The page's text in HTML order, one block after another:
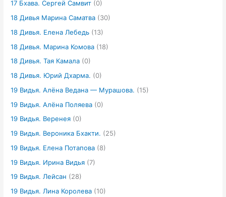
17 Бхава. Сергей Самвит (0)
18 Дивья Марина Саматва (30)
18 Дивья. Елена Лебедь (13)
18 Дивья. Марина Комова (18)
18 Дивья. Тая Камала (0)
18 Дивья. Юрий Дхарма. (0)
19 Видья. Алёна Ведана — Мурашова. (15)
19 Видья. Алёна Поляева (0)
19 Видья. Веренея (0)
19 Видья. Вероника Бхакти. (25)
19 Видья. Елена Потапова (8)
19 Видья. Ирина Видья (7)
19 Видья. Лейсан (28)
19 Видья. Лина Королева (10)